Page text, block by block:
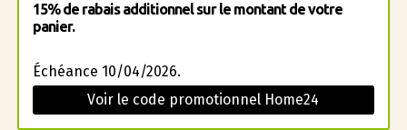
15% de rabais additionnel sur le montant de votre
panier.
Échéance 10/04/2026.
Voir le code promotionnel Home24